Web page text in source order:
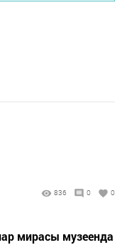
836 0 0
мирасы музеенда